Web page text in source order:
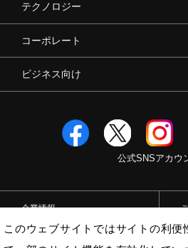
テクノロジー
コーポレート
ビジネス向け
公式SNSアカウ
企業情報
このウェブサイトではサイトの利